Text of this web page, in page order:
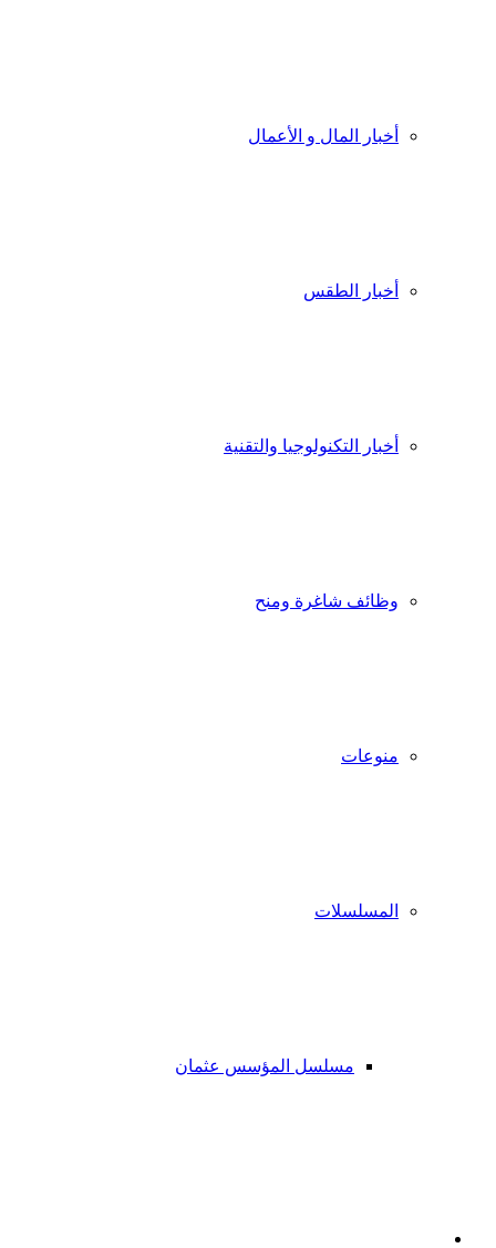
أخبار المال و الأعمال
أخبار الطقس
أخبار التكنولوجيا والتقنية
وظائف شاغرة ومنح
منوعات
المسلسلات
مسلسل المؤسس عثمان